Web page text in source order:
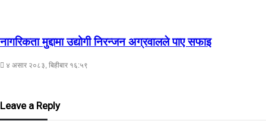
नागरिकता मुद्दामा उद्योगी निरन्जन अग्रवालले पाए सफाइ
४ असार २०८३, बिहीबार १६:५९
Leave a Reply